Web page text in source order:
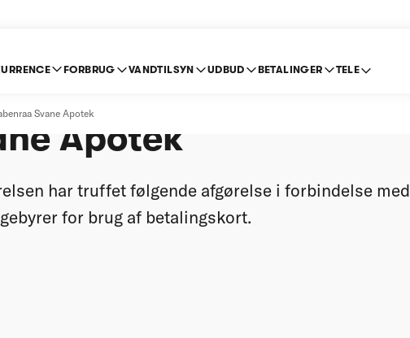
FORBRUG VANDTILSYN UDBUD BETALINGER TELE
Svane Apotek
Apotek
har truffet følgende afgørelse i forbindelse med
for brug af betalingskort.